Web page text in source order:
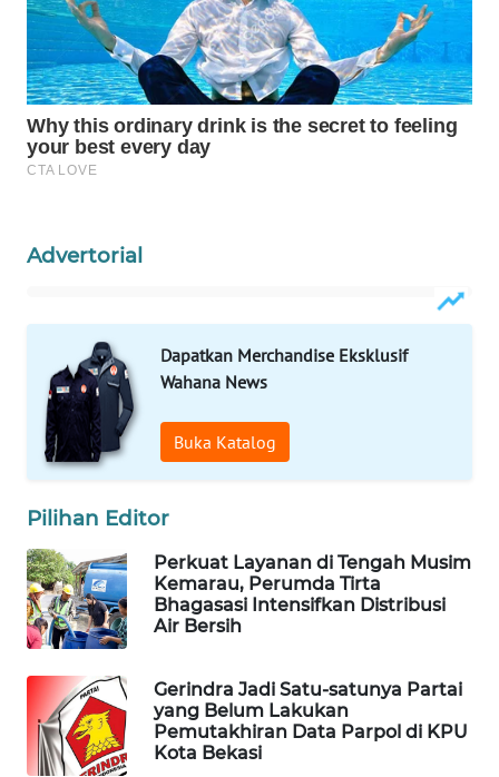
Advertorial
Dapatkan Merchandise Eksklusif
Wahana News
Buka Katalog
Pilihan Editor
Perkuat Layanan di Tengah Musim
Kemarau, Perumda Tirta
Bhagasasi Intensifkan Distribusi
Air Bersih
Gerindra Jadi Satu-satunya Partai
yang Belum Lakukan
Pemutakhiran Data Parpol di KPU
Kota Bekasi
KARING
NEWS
JURNAL
MARITIM
FISUELRI
ID
ENERGI
NEWS
NEWS
BERKAT
NEWS
BERAMPU
NEWS